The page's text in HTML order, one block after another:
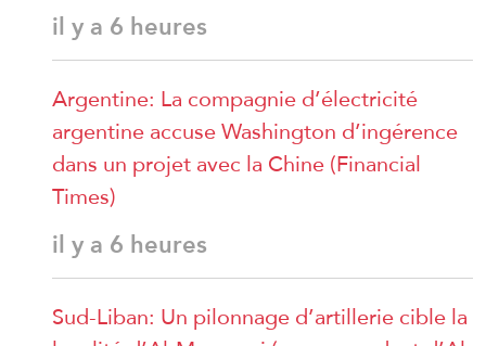
il y a 6 heures
Argentine: La compagnie d’électricité
argentine accuse Washington d’ingérence
dans un projet avec la Chine (Financial
Times)
il y a 6 heures
Sud-Liban: Un pilonnage d’artillerie cible la